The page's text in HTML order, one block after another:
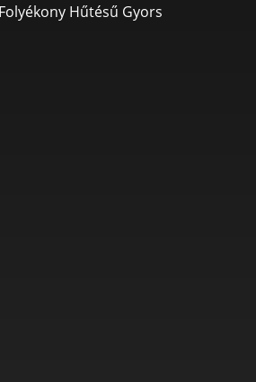
Hűtésű Gyors